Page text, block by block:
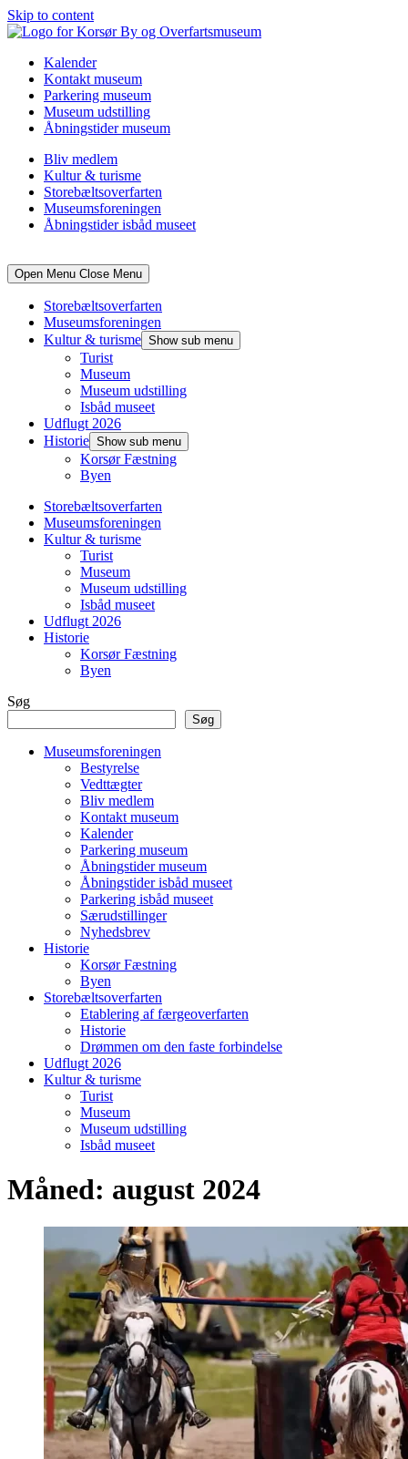
Skip to content
Kalender
Kontakt museum
Parkering museum
Museum udstilling
Åbningstider museum
Bliv medlem
Kultur & turisme
Storebæltsoverfarten
Museumsforeningen
Åbningstider isbåd museet
Open Menu Close Menu
Storebæltsoverfarten
Museumsforeningen
Kultur & turisme Show sub menu
Turist
Museum
Museum udstilling
Isbåd museet
Udflugt 2026
Historie Show sub menu
Korsør Fæstning
Byen
Storebæltsoverfarten
Museumsforeningen
Kultur & turisme
Turist
Museum
Museum udstilling
Isbåd museet
Udflugt 2026
Historie
Korsør Fæstning
Byen
Søg
Søg
Museumsforeningen
Bestyrelse
Vedttægter
Bliv medlem
Kontakt museum
Kalender
Parkering museum
Åbningstider museum
Åbningstider isbåd museet
Parkering isbåd museet
Særudstillinger
Nyhedsbrev
Historie
Korsør Fæstning
Byen
Storebæltsoverfarten
Etablering af færgeoverfarten
Historie
Drømmen om den faste forbindelse
Udflugt 2026
Kultur & turisme
Turist
Museum
Museum udstilling
Isbåd museet
Måned: august 2024